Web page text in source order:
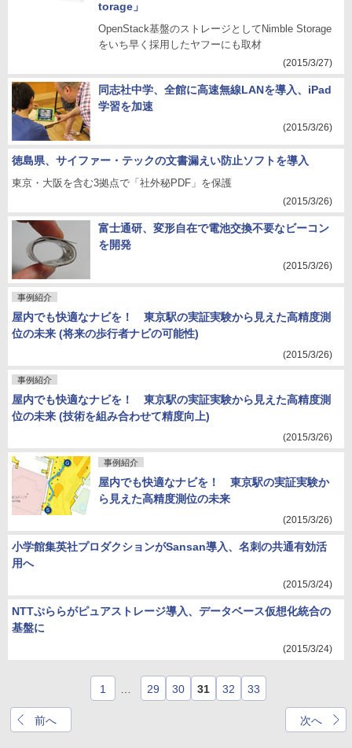
torage」
OpenStack基盤のストレージとしてNimble Storage
をいち早く採用したヤフーにも取材
(2015/3/27)
同志社中学、全館に高速無線LANを導入、iPad
学習を加速
(2015/3/26)
徳島県、サイファー・テックの文書漏えい防止ソフトを導入
東京・大阪を含む3拠点で「社外秘PDF」を保護
(2015/3/26)
富士通研、変形自在で電池交換不要なビーコン
を開発
(2015/3/26)
事例紹介
屋内でも快適なナビを！ 東京駅の実証実験から見えた高精度測
位の未来 (将来の歩行者ナビの可能性)
(2015/3/26)
事例紹介
屋内でも快適なナビを！ 東京駅の実証実験から見えた高精度測
位の未来 (技術を組み合わせて精度向上)
(2015/3/26)
事例紹介
屋内でも快適なナビを！ 東京駅の実証実験か
ら見えた高精度測位の未来
(2015/3/26)
小学館集英社プロダクションがSansan導入、名刺の共通有効活
用へ
(2015/3/24)
NTTぷららがピュアストレージ導入、データベース仮想化統合の
基盤に
(2015/3/24)
前へ
1 29 30 31 32 33
次へ